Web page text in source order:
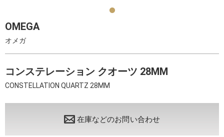
OMEGA
オメガ
コンステレーション クオーツ 28MM
CONSTELLATION QUARTZ 28MM
在庫などのお問い合わせ